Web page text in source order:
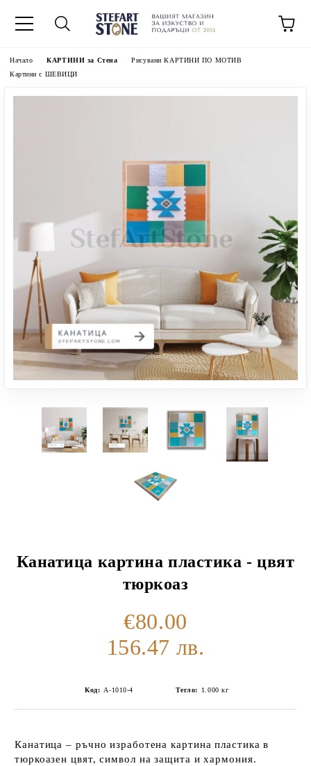
Начало КАРТИНИ за Стена
Рисувани КАРТИНИ ПО МОТИВ
Картини с ШЕВИЦИ
Канатица картина пластика - цвят
тюркоаз
€80.00
156.47 лв.
Код: А-1010-4 Тегло: 1.000 кг
Канатица – ръчно изработена картина пластика в
тюркоазен цвят, символ на защита и хармония.